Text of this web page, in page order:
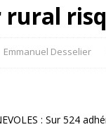
Emmanuel Desselier
: Sur 524